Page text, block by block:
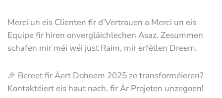
Merci un eis Clienten fir d’Vertrauen a Merci un eis
Equipe fir hiren onvergläichlechen Asaz. Zesummen
schafen mir méi wéi just Raim, mir erfëllen Dreem.
🎉 Bereet fir Äert Doheem 2025 ze transforméieren?
Kontaktéiert eis haut nach, fir Är Projeten unzegoen!